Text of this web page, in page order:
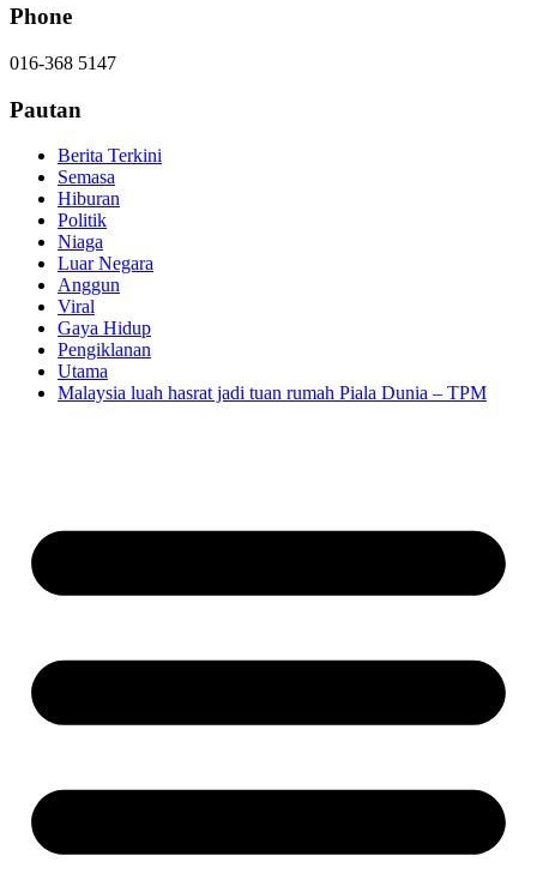
Phone
016-368 5147
Pautan
Berita Terkini
Semasa
Hiburan
Politik
Niaga
Luar Negara
Anggun
Viral
Gaya Hidup
Pengiklanan
Utama
Malaysia luah hasrat jadi tuan rumah Piala Dunia – TPM